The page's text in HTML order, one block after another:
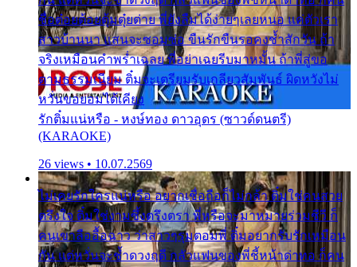
ชื่อต๋อยต้อยตุ้มตุ๋ยต่าย พี่ยังลืมได้ง่ายๆเลยหนอ แค่ตัวเรา
สาวบ้านนา แสนจะซอมซ่อ ขืนรักขืนรอคงช้ำสักวัน ถ้า
จริงเหมือนคำพร่ำเฉลย พี่อย่าเฉยรีบมาหมั้น ถ้าพี่สู่ขอ
ตามธรรมเนียม ติ๋มจะเตรียมรับเกลียวสัมพันธ์ ผิดหวังไม่
หวั่นขอยอมได้เคียง
รักติ๋มแน่หรือ - หงษ์ทอง ดาวอุดร (ซาวด์ดนตรี)
(KARAOKE)
26 views • 10.07.2569
ไม่เคยรักใครแน่หรือ อยากเชื่อถือก็ไม่กล้า ติ๋มใช่คนสวย
ตรึงใจ ติ๋มใช่งามซึ้งตรึงตรา พี่หรือจะมาหมายร่วมชีวี ก็
คนเขาลืออื้อฉาว ว่าสาวๆรุมตอมพี่ ติ๋มอยากรับรักเหมือน
กัน แต่หวั่นจะช้ำดวงฤดี กลัวแฟนของพี่ชี้หน้าด่าทอ ก็คน